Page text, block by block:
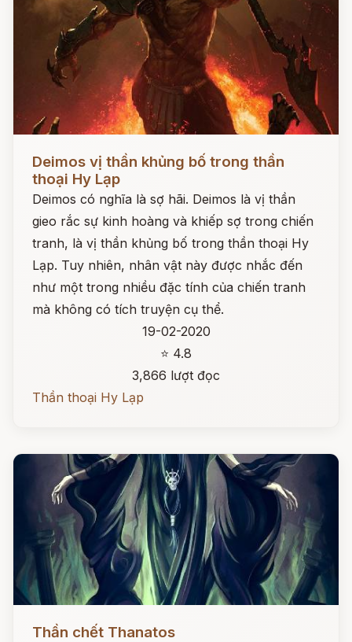
Deimos vị thần khủng bố trong thần
thoại Hy Lạp
Deimos có nghĩa là sợ hãi. Deimos là vị thần
gieo rắc sự kinh hoàng và khiếp sợ trong chiến
tranh, là vị thần khủng bố trong thần thoại Hy
Lạp. Tuy nhiên, nhân vật này được nhắc đến
như một trong nhiều đặc tính của chiến tranh
mà không có tích truyện cụ thể.
19-02-2020
⭐ 4.8
3,866 lượt đọc
Thần thoại Hy Lạp
Đọc ngay
Thần chết Thanatos